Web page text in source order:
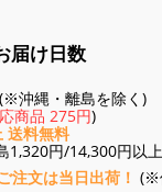
届け日数
沖縄・離島を除く)
商品 275円)
送料無料
1,320円/14,300円以
注文は当日出荷！ (※